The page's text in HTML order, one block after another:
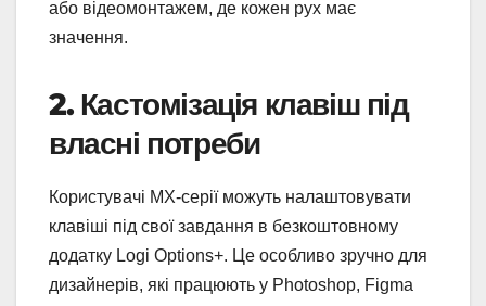
або відеомонтажем, де кожен рух має
значення.
2. Кастомізація клавіш під
власні потреби
Користувачі MX-серії можуть налаштовувати
клавіші під свої завдання в безкоштовному
додатку Logi Options+. Це особливо зручно для
дизайнерів, які працюють у Photoshop, Figma